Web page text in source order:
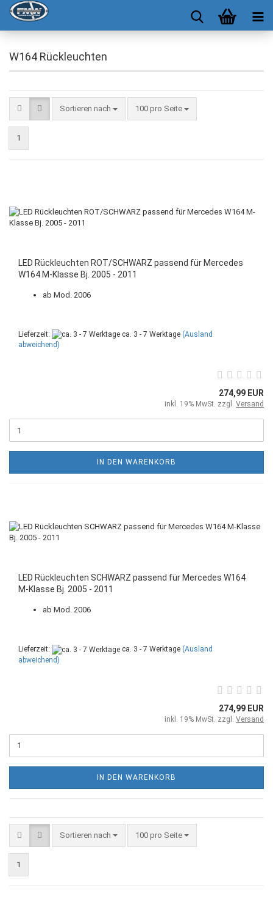
W164 Rückleuchten
Sortieren nach 100 pro Seite
1
LED Rückleuchten ROT/SCHWARZ passend für Mercedes
W164 M-Klasse Bj. 2005 - 2011
ab Mod. 2006
Lieferzeit: ca. 3 - 7 Werktage (Ausland
abweichend)
274,99 EUR
inkl. 19% MwSt. zzgl. Versand
IN DEN WARENKORB
LED Rückleuchten SCHWARZ passend für Mercedes W164
M-Klasse Bj. 2005 - 2011
ab Mod. 2006
Lieferzeit: ca. 3 - 7 Werktage (Ausland
abweichend)
274,99 EUR
inkl. 19% MwSt. zzgl. Versand
IN DEN WARENKORB
Sortieren nach 100 pro Seite
1